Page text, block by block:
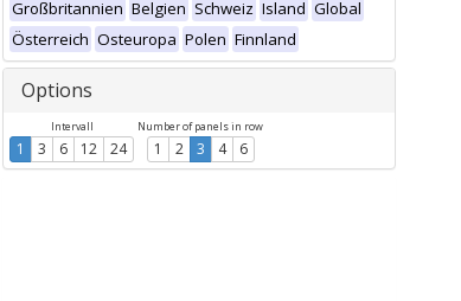
Großbritannien Belgien Schweiz Island Global
Österreich Osteuropa Polen Finnland
Options
Intervall
1 3 6 12 24
Number of panels in row
1 2 3 4 6